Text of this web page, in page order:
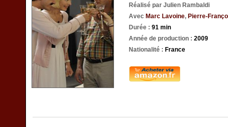
Réalisé par Julien Rambaldi
Avec Marc Lavoine, Pierre-
Durée : 91 min
Année de production : 2009
Nationalité : France